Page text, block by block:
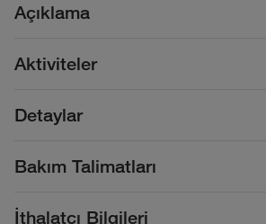
Açıklama
Detaylar
Aktiviteler
Bakım Talimatları
İthalatçı Bilgileri